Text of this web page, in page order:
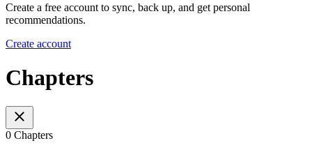
Create a free account to sync, back up, and get personal
recommendations.
Create account
Chapters
0 Chapters